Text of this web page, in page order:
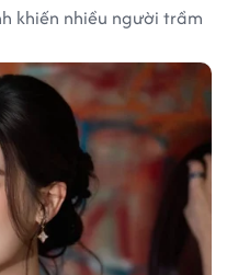
khiến nhiều người trầm